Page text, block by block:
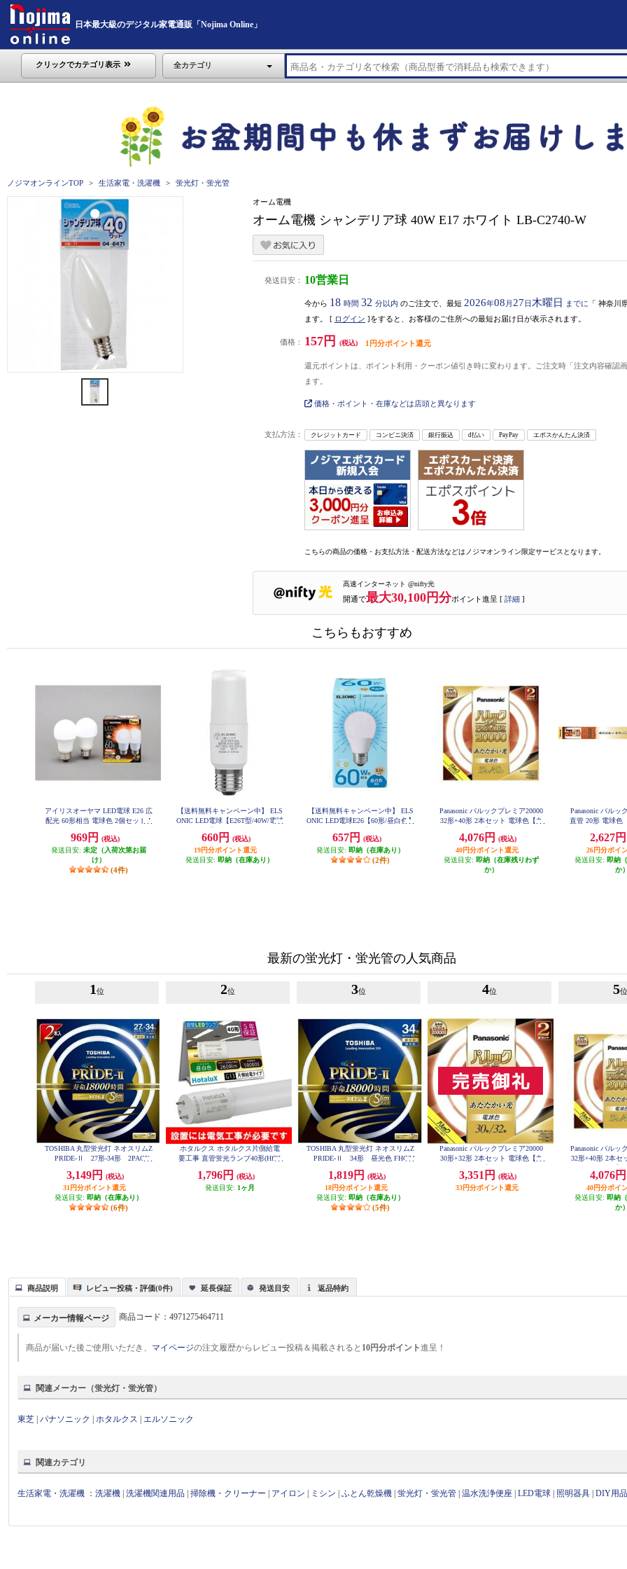
日本最大級のデジタル家電通販「Nojima Online」
クリックでカテゴリ表示 全カテゴリ
ノジマオンラインTOP 生活家電・洗濯機 蛍光灯・蛍光管
オーム電機
オーム電機 シャンデリア球 40W E17 ホワイト LB-C2740-W
発送目安： 10営業日
今から 18 時間 32 分以内 のご注文で、最短 2026年08 月 27日 木曜日 までに 「 神奈川
ます。 [ ログイン ]をすると、お客様のご住所への最短お届け日が表示されます。
価格： 157円 (税込) 1円分ポイント還元
還元ポイントは、ポイント利用・クーポン値引き時に変わります。ご注文時「注文内容確認
ます。
価格・ポイント・在庫などは店頭と異なります
支払方法： クレジットカード コンビニ決済 銀行振込 d払い PayPay エポスかんたん決済
こちらの商品の価格・お支払方法・配送方法などはノジマオンライン限定サービスとなります。
高速インターネット @nifty光
開通で最大30,100円分ポイント進呈 [ 詳細 ]
こちらもおすすめ
アイリスオーヤマ LED電球 E26 広
配光 60形相当 電球色 2個セット L
969円
(税込)
発送目安: 未定（入荷次第お届
け）
(4件)
【送料無料キャンペーン中】 ELS
ONIC LED電球【E26T型/40W/電球
660円
(税込)
19円分ポイント還元
発送目安: 即納（在庫あり）
【送料無料キャンペーン中】 ELS
ONIC LED電球E26【60形/昼白色】
657円
(税込)
発送目安: 即納（在庫あり）
(2件)
Panasonic パルックプレミア20000
32形+40形 2本セット 電球色【丸
32K
4,076円
(税込)
40円分ポイント還元
発送目安: 即納（在庫残りわず
か）
Panasonic パルッ
直管 20形 電球色
2,627円
26円分ポイ
発送目安: 即納
か）
最新の蛍光灯・蛍光管の人気商品
1 位
TOSHIBA 丸型蛍光灯 ネオスリムZ
PRIDE-Ⅱ 27形-34形 2PACK
3,149円
(税込)
31円分ポイント還元
発送目安: 即納（在庫あり）
(6件)
2位
ホタルクス ホタルクス片側給電
要工事 直管蛍光ランプ40形(Hf32
全光束2600lm G13口金 1200mm L
D40T50-16-26G13-H1
1,796円
(税込)
発送目安: 1ヶ月
3位
TOSHIBA 丸型蛍光灯 ネオスリムZ
PRIDE-Ⅱ 34形 昼光色 FHC34
1,819円
(税込)
18円分ポイント還元
発送目安: 即納（在庫あり）
(5件)
4位
Panasonic パルックプレミア20000
30形+32形 2本セット 電球色【丸
32K
3,351円
(税込)
33円分ポイント還元
5位
Panasonic パルッ
32形+40形 2本セ
32K
4,076円
40円分ポイ
発送目安: 即納
か）
商品説明 レビュー投稿・評価(0件) 延長保証 発送目安 返品特約
メーカー情報ページ 商品コード：4971275464711
商品が届いた後ご使用いただき、 マイページの注文履歴からレビュー投稿＆掲載されると 10円分ポイント進呈！
関連メーカー（蛍光灯・蛍光管）
東芝 |パナソニック |ホタルクス エルソニック
関連カテゴリ
生活家電・洗濯機 ：洗濯機 |洗濯機関連用品 |掃除機・クリーナー アイロン ミシン |ふとん乾燥機 |蛍光灯・蛍光管 |温水洗浄便座 |LED電球 照明器具 |DIY用